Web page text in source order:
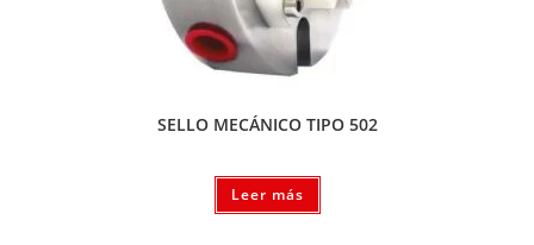
SELLO MECÁNICO TIPO 502
Leer más